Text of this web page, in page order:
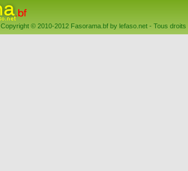
Copyright © 2010-2012 Fasorama.bf by lefaso.net - Tous